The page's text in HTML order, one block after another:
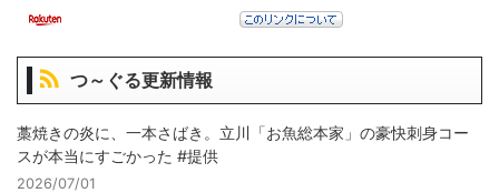
つ～ぐる更新情報
藁焼きの炎に、一本さばき。立川「お魚総本家」の豪快刺身コー
スが本当にすごかった #提供
2026/07/01